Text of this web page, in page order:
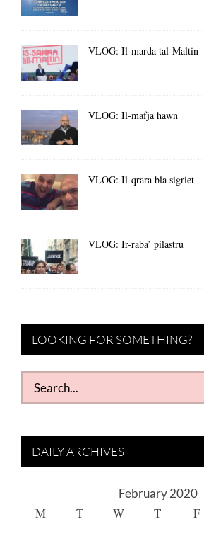
VLOG: Il-marda tal-Maltin
VLOG: Il-mafja hawn
VLOG: Il-qrara bla sigriet
VLOG: Ir-raba’ pilastru
LOOKING FOR SOMETHING?
Search
for:
DAILY ARCHIVES
February 2020
M T W T F